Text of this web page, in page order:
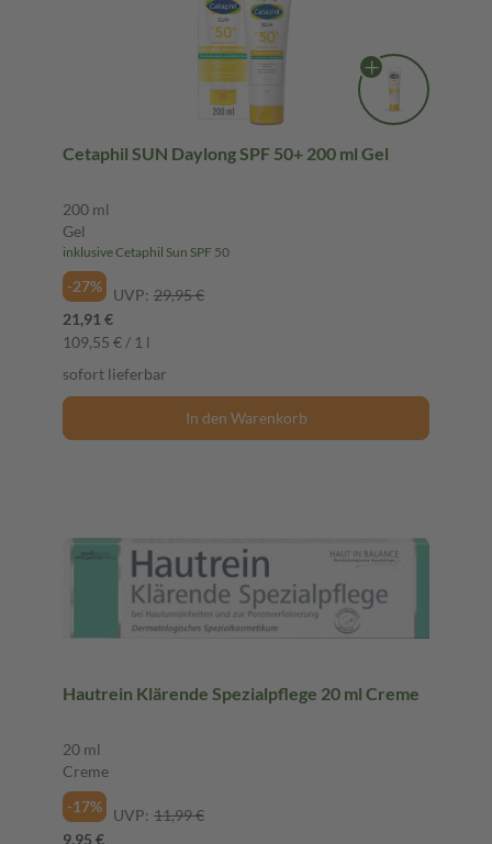
Cetaphil SUN Daylong SPF 50+ 200 ml Gel
200 ml
Gel
inklusive Cetaphil Sun SPF 50
-27% UVP: 29,95 €
21,91 €
109,55 € / 1 l
sofort lieferbar
In den Warenkorb
Hautrein Klärende Spezialpflege 20 ml Creme
20 ml
Creme
-17%
UVP: 11,99 €
9,95 €